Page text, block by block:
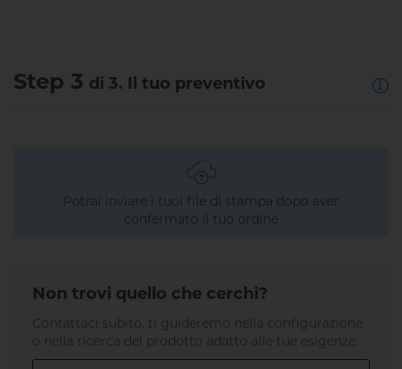
Step 3 di 3. Il tuo preventivo
Potrai inviare i tuoi file di stampa dopo aver
confermato il tuo ordine
Non trovi quello che cerchi?
Contattaci subito, ti guideremo nella configurazione
o nella ricerca del prodotto adatto alle tue esigenze.